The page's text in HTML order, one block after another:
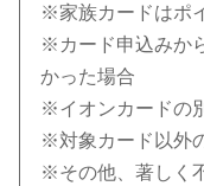
※家族カードはポ
※カード申込みか
かった場合
※イオンカードの
※対象カード以外
※その他、著しく